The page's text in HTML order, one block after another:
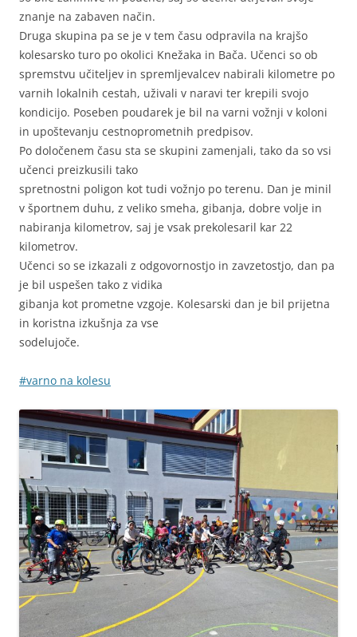
znanje na zabaven način.
Druga skupina pa se je v tem času odpravila na krajšo
kolesarsko turo po okolici Knežaka in Bača. Učenci so ob
spremstvu učiteljev in spremljevalcev nabirali kilometre po
varnih lokalnih cestah, uživali v naravi ter krepili svojo
kondicijo. Poseben poudarek je bil na varni vožnji v koloni
in upoštevanju cestnoprometnih predpisov.
Po določenem času sta se skupini zamenjali, tako da so vsi
učenci preizkusili tako
spretnostni poligon kot tudi vožnjo po terenu. Dan je minil
v športnem duhu, z veliko smeha, gibanja, dobre volje in
nabiranja kilometrov, saj je vsak prekolesaril kar 22
kilometrov.
Učenci so se izkazali z odgovornostjo in zavzetostjo, dan pa
je bil uspešen tako z vidika
gibanja kot prometne vzgoje. Kolesarski dan je bil prijetna
in koristna izkušnja za vse
sodelujoče.
#varno na kolesu